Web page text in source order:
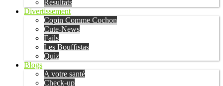
Résultats
Divertissement
Copin Comme Cochon
Cute-News
Fails
Les Bouffistas
Quiz
Blogs
A votre santé
Check-up